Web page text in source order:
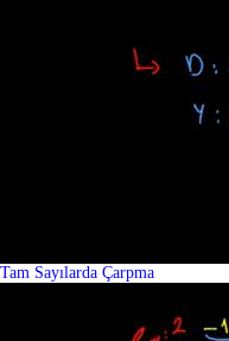
Tam Sayılarda Çarpma